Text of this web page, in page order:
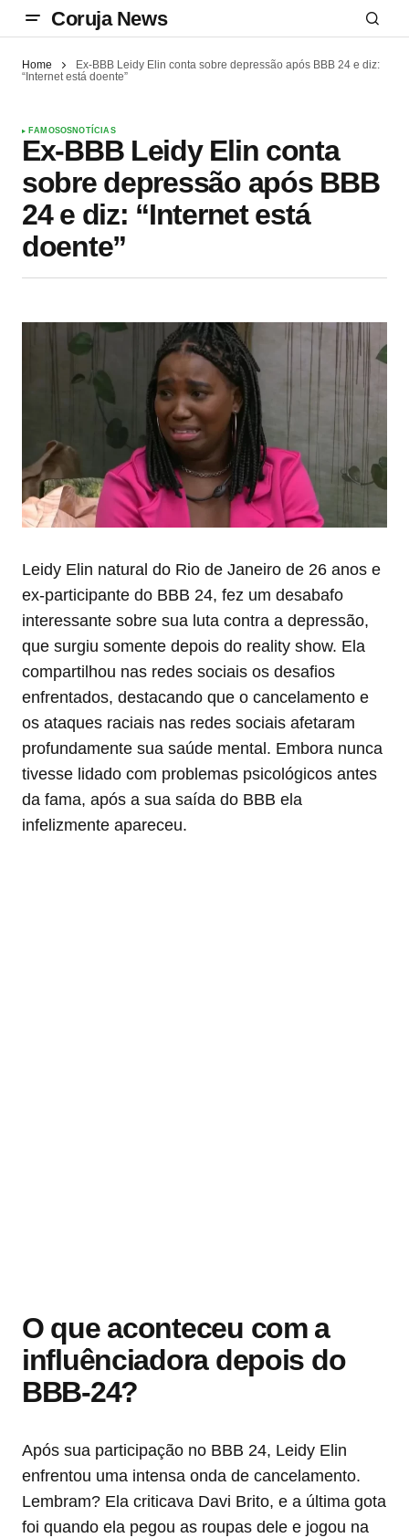
Coruja News
Home
Ex-BBB Leidy Elin conta sobre depressão após BBB 24 e diz:
“Internet está doente”
FAMOSOSNOTÍCIAS
Ex-BBB Leidy Elin conta
sobre depressão após BBB
24 e diz: “Internet está
doente”
Leidy Elin natural do Rio de Janeiro de 26 anos e
ex-participante do BBB 24, fez um desabafo
interessante sobre sua luta contra a depressão,
que surgiu somente depois do reality show. Ela
compartilhou nas redes sociais os desafios
enfrentados, destacando que o cancelamento e
os ataques raciais nas redes sociais afetaram
profundamente sua saúde mental. Embora nunca
tivesse lidado com problemas psicológicos antes
da fama, após a sua saída do BBB ela
infelizmente apareceu.
O que aconteceu com a
influênciadora depois do
BBB-24?
Após sua participação no BBB 24, Leidy Elin
enfrentou uma intensa onda de cancelamento.
Lembram? Ela criticava Davi Brito, e a última gota
foi quando ela pegou as roupas dele e jogou na